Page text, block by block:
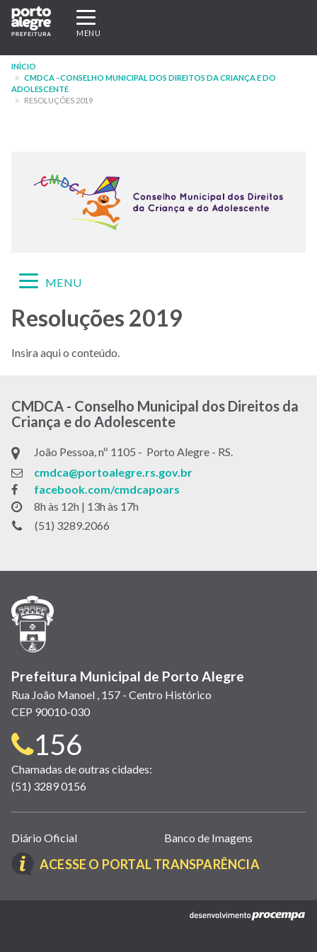
Pular
para
conteúdo
principal
Expandir/recolher
navegação
MENU
INÍCIO
CMDCA - CONSELHO MUNICIPAL DOS DIREITOS DA CRIANÇA E DO
ADOLESCENTE
RESOLUÇÕES 2019
Menu
-
CMDCA
Expandir/recolher
MENU
Resoluções 2019
Insira aqui o conteúdo.
CMDCA - Conselho Municipal dos Direitos da
Criança e do Adolescente
João Pessoa, nº 1105 - Porto Alegre - RS.
cmdca@portoalegre.rs.gov.br
facebook.com/cmdcapoars
8h às 12h | 13h às 17h
(51) 3289.2066
Prefeitura Municipal de Porto Alegre
Rua João Manoel , 157 - Centro Histórico
CEP 90010-030
Telefone
para
contato:
156
Chamadas de outras cidades:
(51) 3289 0156
Links
úteis
(abrem
nova
Diário Oficial Banco de Imagens
ACESSE O PORTAL TRANSPARÊNCIA(LINK
EM
NOVA